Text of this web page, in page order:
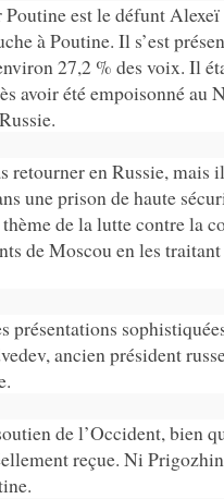
Poutine est le défunt
à Poutine. Il s’est
27,2 % des voix. Il
avoir été empoisonné au
retourner en Russie, mais
une prison de haute
de la lutte contre la
de Moscou en les
présentations
ancien président
de l’Occident, bien
reçue. Ni